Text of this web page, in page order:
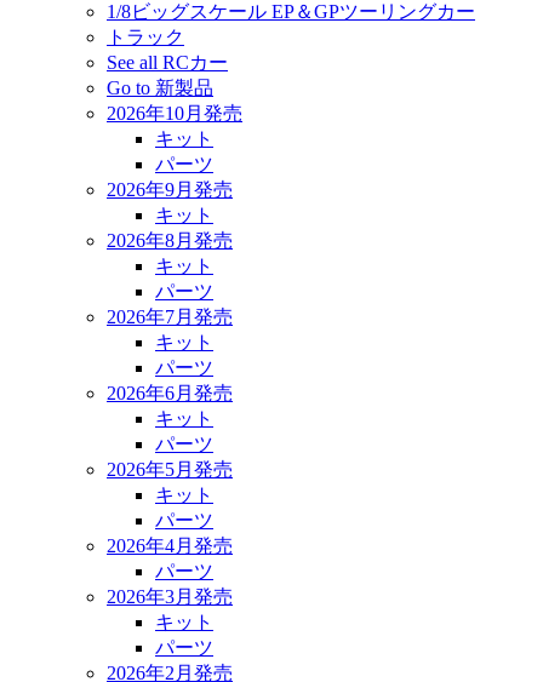
1/8ビッグスケール EP＆GPツーリングカー
トラック
See all RCカー
Go to 新製品
2026年10月発売
キット
パーツ
2026年9月発売
キット
2026年8月発売
キット
パーツ
2026年7月発売
キット
パーツ
2026年6月発売
キット
パーツ
2026年5月発売
キット
パーツ
2026年4月発売
パーツ
2026年3月発売
キット
パーツ
2026年2月発売